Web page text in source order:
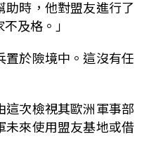
助時，他對盟友進行了
及格。」
置於險境中。這沒有任
次檢視其歐洲軍事部
未來使用盟友基地或借